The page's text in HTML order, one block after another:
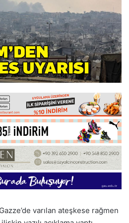
varılan ateşkese rağmen